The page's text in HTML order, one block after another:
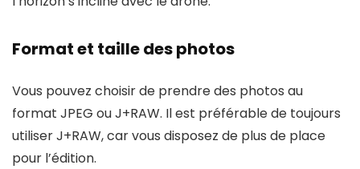
Format et taille des photos
Vous pouvez choisir de prendre des photos au
format JPEG ou J+RAW. Il est préférable de toujours
utiliser J+RAW, car vous disposez de plus de place
pour l’édition.